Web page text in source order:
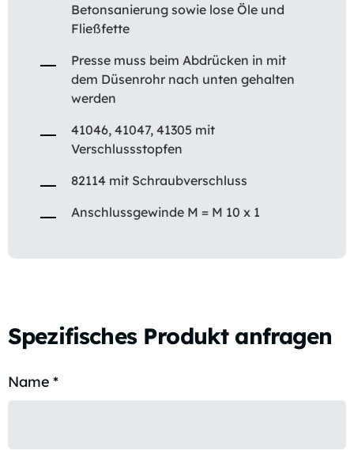
Betonsanierung sowie lose Öle und
Fließfette
Presse muss beim Abdrücken in mit
dem Düsenrohr nach unten gehalten
werden
41046, 41047, 41305 mit
Verschlussstopfen
82114 mit Schraubverschluss
Anschlussgewinde M = M 10 x 1
Spezifisches Produkt anfragen
Name *